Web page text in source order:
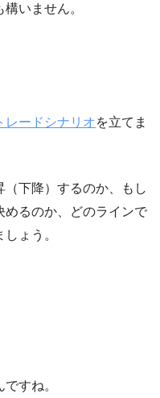
いません。
レードシナリオ を立てま
下降）するのか、もし
めるのか、どのラインで
ょう。
すね。